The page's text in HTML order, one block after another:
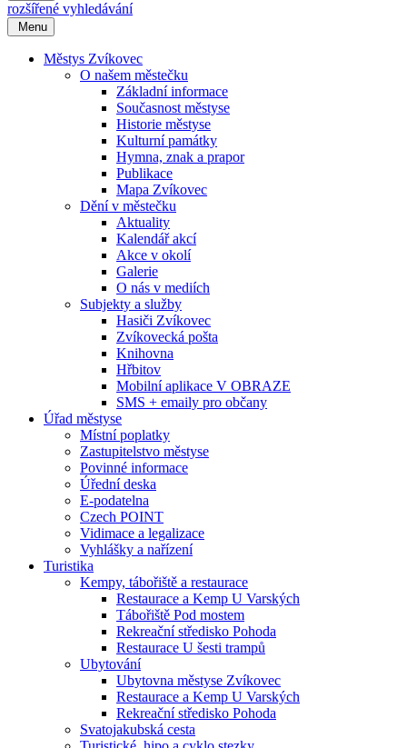
rozšířené vyhledávání
Menu
Městys Zvíkovec
O našem městečku
Základní informace
Současnost městyse
Historie městyse
Kulturní památky
Hymna, znak a prapor
Publikace
Mapa Zvíkovec
Dění v městečku
Aktuality
Kalendář akcí
Akce v okolí
Galerie
O nás v mediích
Subjekty a služby
Hasiči Zvíkovec
Zvíkovecká pošta
Knihovna
Hřbitov
Mobilní aplikace V OBRAZE
SMS + emaily pro občany
Úřad městyse
Místní poplatky
Zastupitelstvo městyse
Povinné informace
Úřední deska
E-podatelna
Czech POINT
Vidimace a legalizace
Vyhlášky a nařízení
Turistika
Kempy, tábořiště a restaurace
Restaurace a Kemp U Varských
Tábořiště Pod mostem
Rekreační středisko Pohoda
Restaurace U šesti trampů
Ubytování
Ubytovna městyse Zvíkovec
Restaurace a Kemp U Varských
Rekreační středisko Pohoda
Svatojakubská cesta